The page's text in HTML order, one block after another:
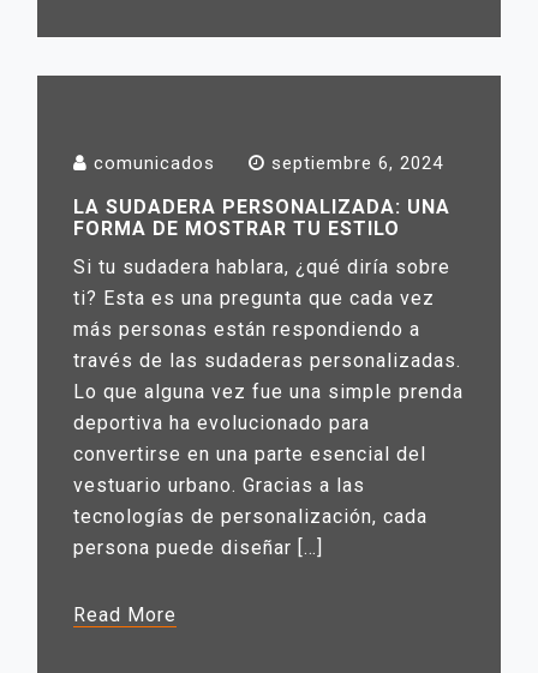
comunicados septiembre 6, 2024
LA SUDADERA PERSONALIZADA: UNA
FORMA DE MOSTRAR TU ESTILO
Si tu sudadera hablara, ¿qué diría sobre
ti? Esta es una pregunta que cada vez
más personas están respondiendo a
través de las sudaderas personalizadas.
Lo que alguna vez fue una simple prenda
deportiva ha evolucionado para
convertirse en una parte esencial del
vestuario urbano. Gracias a las
tecnologías de personalización, cada
persona puede diseñar […]
Read More